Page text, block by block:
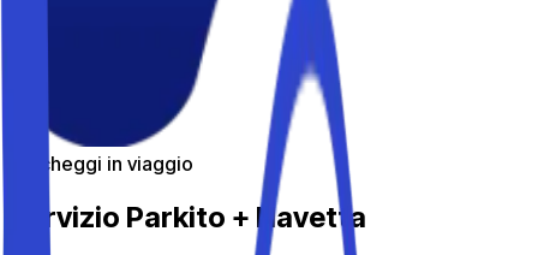
Parcheggi in viaggio
Servizio Parkito + Navetta